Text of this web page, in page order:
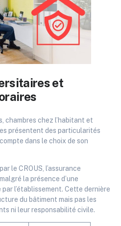
et
chambres chez l’habitant et
présentent des particularités
dans le choix de son
le CROUS, l’assurance
la présence d’une
l’établissement. Cette dernière
du bâtiment mais pas les
ni leur responsabilité civile.